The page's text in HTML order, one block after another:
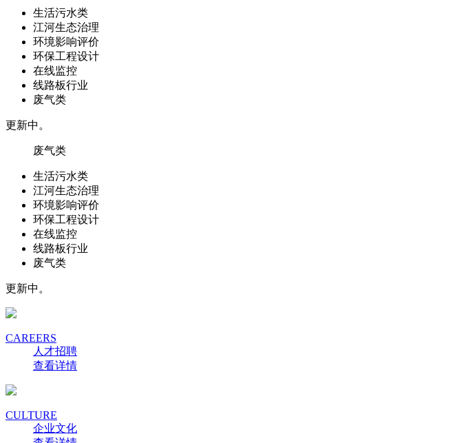
生活污水类
江河生态治理
环境影响评价
环保工程设计
在线监控
线路板行业
废气类
更新中。
废气类
生活污水类
江河生态治理
环境影响评价
环保工程设计
在线监控
线路板行业
废气类
更新中。
CAREERS
人才招聘
查看详情
CULTURE
企业文化